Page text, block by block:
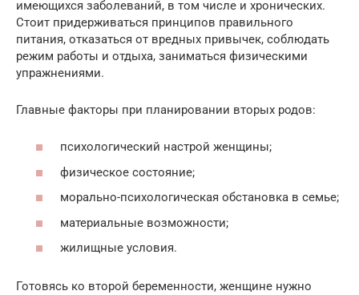
имеющихся заболеваний, в том числе и хронических.
Стоит придерживаться принципов правильного
питания, отказаться от вредных привычек, соблюдать
режим работы и отдыха, заниматься физическими
упражнениями.
Главные факторы при планировании вторых родов:
психологический настрой женщины;
физическое состояние;
морально-психологическая обстановка в семье;
материальные возможности;
жилищные условия.
Готовясь ко второй беременности, женщине нужно